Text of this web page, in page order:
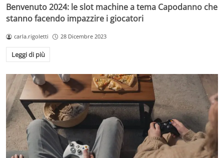
Benvenuto 2024: le slot machine a tema Capodanno che
stanno facendo impazzire i giocatori
carla.rigoletti 28 Dicembre 2023
Leggi di più